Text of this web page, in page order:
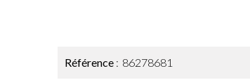
Référence 86278681